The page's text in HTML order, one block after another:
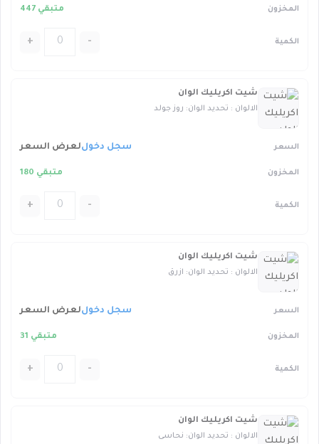
متبقي 447
-
+
شيت اكريليك الوان
الالوان : تحديد الوان: روز جولد
سجل دخوللعرض السعر
متبقي 180
-
+
شيت اكريليك الوان
الالوان : تحديد الوان: ازرق
سجل دخوللعرض السعر
متبقي 31
-
+
شيت اكريليك الوان
الالوان : تحديد الوان: نحاسى